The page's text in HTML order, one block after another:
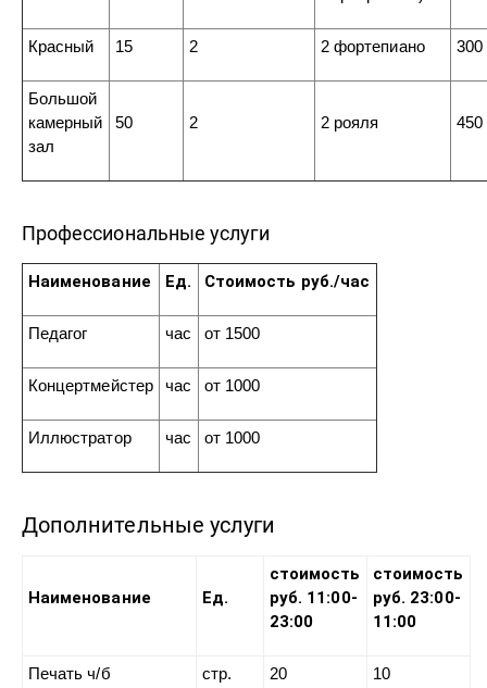
Красный 15 2 2 фортепиано 300
Большой
камерный
зал
50 2 2 рояля 450
Профессиональные услуги
Наименование Ед. Стоимость руб./час
Педагог час от 1500
Концертмейстер час от 1000
Иллюстратор час от 1000
Дополнительные услуги
Наименование Ед.
стоимость
руб. 11:00-
23:00
стоимость
руб. 23:00-
11:00
Печать ч/б стр. 20 10